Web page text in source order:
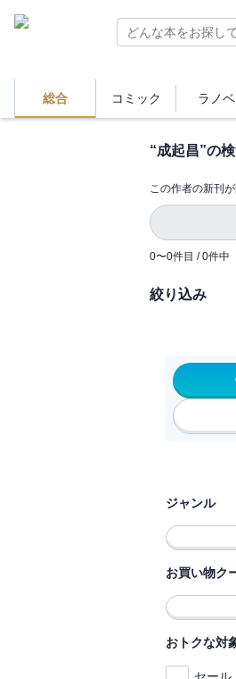
総合 コミック ラノベ
“成起昌”の
この作者の新刊
0〜0件目 / 0件中
絞り込み
ジャンル
お買い物ク
おトクな対